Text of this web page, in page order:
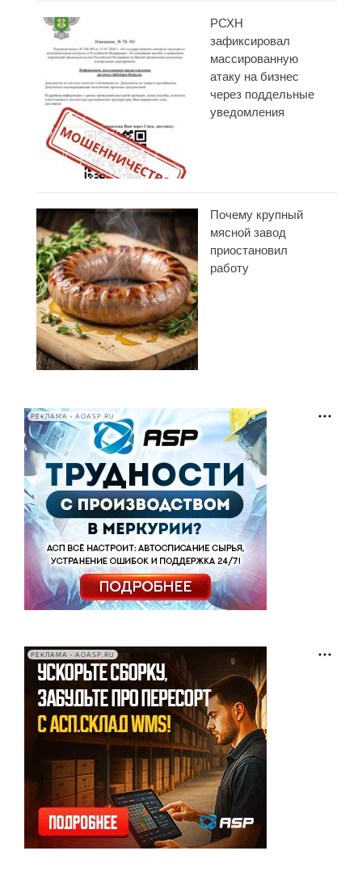
РСХН
зафиксировал
массированную
атаку на бизнес
через поддельные
уведомления
Почему крупный
мясной завод
приостановил
работу
РЕКЛАМА • AOASP.RU
РЕКЛАМА • AOASP.RU